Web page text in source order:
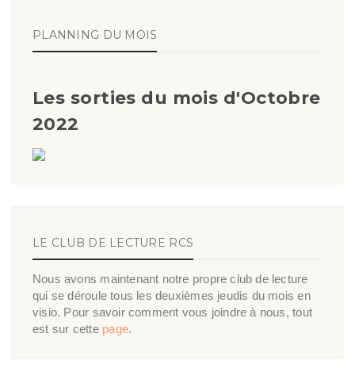
PLANNING DU MOIS
Les sorties du mois d'Octobre
2022
LE CLUB DE LECTURE RCS
Nous avons maintenant notre propre club de lecture
qui se déroule tous les deuxièmes jeudis du mois en
visio. Pour savoir comment vous joindre à nous, tout
est sur cette page.